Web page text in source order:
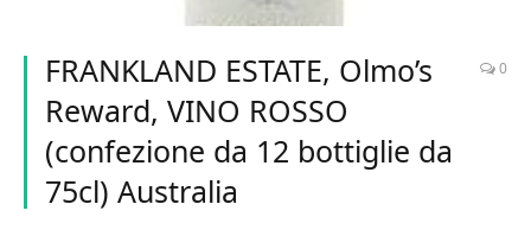
FRANKLAND ESTATE, Olmo’s
Reward, VINO ROSSO
(confezione da 12 bottiglie da
75cl) Australia
0